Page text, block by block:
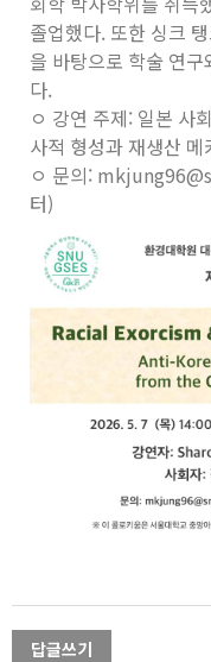
졸업했다. 또한 싱크
을 바탕으로 학술 연
다.
ㅇ 강연 주제: 일본 사
사적 형성과 재생산 메
ㅇ 문의:
터)
답글쓰기